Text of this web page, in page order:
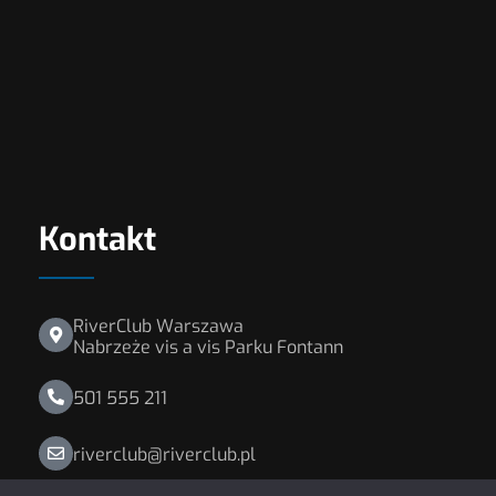
Kontakt
RiverClub Warszawa
Nabrzeże vis a vis Parku Fontann
501 555 211
riverclub@riverclub.pl